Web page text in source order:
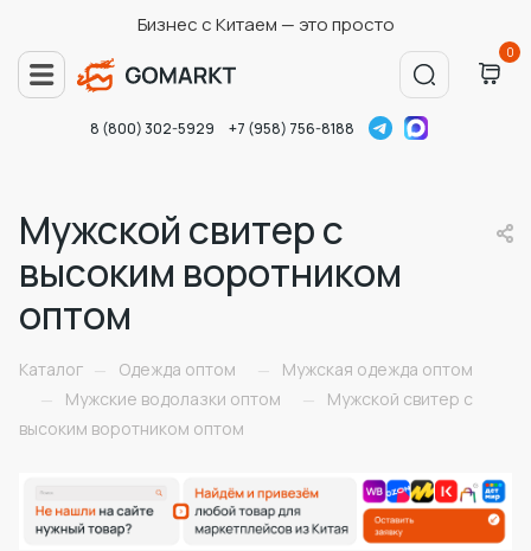
Бизнес с Китаем — это просто
0
8 (800) 302-5929 +7 (958) 756-8188
Мужской свитер с
высоким воротником
оптом
Каталог — Одежда оптом —
Мужская одежда оптом
—
Мужские водолазки оптом —
Мужской свитер с
высоким воротником оптом